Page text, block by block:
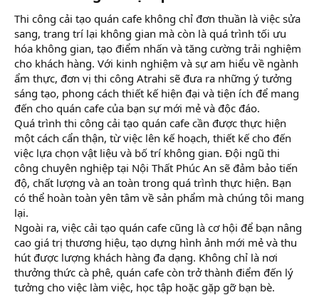
Thi công cải tạo quán cafe không chỉ đơn thuần là việc sửa
sang, trang trí lại không gian mà còn là quá trình tối ưu
hóa không gian, tạo điểm nhấn và tăng cường trải nghiệm
cho khách hàng. Với kinh nghiệm và sự am hiểu về ngành
ẩm thực, đơn vị thi công Atrahi sẽ đưa ra những ý tưởng
sáng tạo, phong cách thiết kế hiện đại và tiện ích để mang
đến cho quán cafe của bạn sự mới mẻ và độc đáo.
Quá trình thi công cải tạo quán cafe cần được thực hiện
một cách cẩn thận, từ việc lên kế hoạch, thiết kế cho đến
việc lựa chọn vật liệu và bố trí không gian. Đội ngũ thi
công chuyên nghiệp tại Nội Thất Phúc An sẽ đảm bảo tiến
độ, chất lượng và an toàn trong quá trình thực hiện. Bạn
có thể hoàn toàn yên tâm về sản phẩm mà chúng tôi mang
lại.
Ngoài ra, việc cải tạo quán cafe cũng là cơ hội để bạn nâng
cao giá trị thương hiệu, tạo dựng hình ảnh mới mẻ và thu
hút được lượng khách hàng đa dạng. Không chỉ là nơi
thưởng thức cà phê, quán cafe còn trở thành điểm đến lý
tưởng cho việc làm việc, học tập hoặc gặp gỡ bạn bè.